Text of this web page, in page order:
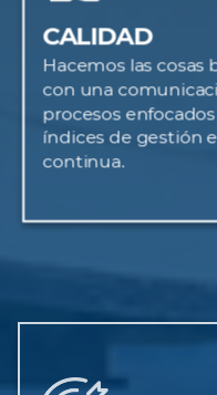
CALIDAD
Hacemos las cosas
con una
procesos
índices de gestión
continua.